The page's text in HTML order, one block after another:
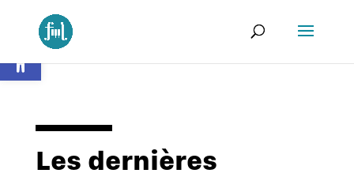
Ouvrir la barre d’outils
Les dernières